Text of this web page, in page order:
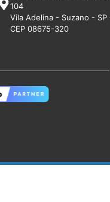
104
Vila Adelina - Suzano - SP
CEP 08675-320